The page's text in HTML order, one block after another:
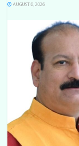
AUGUST 6, 2026